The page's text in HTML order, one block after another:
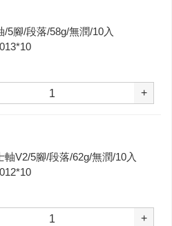
/5腳/段落/58g/無潤/10入
+
軸V2/5腳/段落/62g/無潤/10入
+